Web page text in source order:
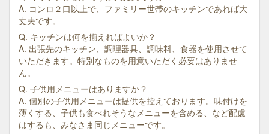
A. コンロ２口以上で、ファミリー世帯のキッチンであれば大
丈夫です。
Q. キッチンは何を揃えればよいか？
A. 出張先のキッチン、調理器具、調味料、食器を使用させて
いただきます。特別なものを用意いただく必要はありませ
ん。
Q. 子供用メニューはありますか？
A. 個別の子供用メニューは提供を控えております。味付けを
薄くする、子供も食べれそうなメニューを含める、など配慮
はするも、みなさま同じメニューです。